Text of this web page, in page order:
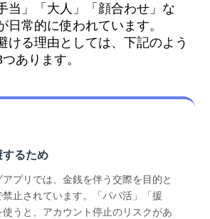
フィールに直接書くのはBAN対
大きな金銭・身体トラブルを招
ぎる相手」には警戒が必要
？
活用語はどこで調べられますか？
当」「大人」「顔合わせ」な
日常的に使われています。
ける理由としては、下記のよう
あります。
るため
プリでは、金銭を伴う交際を目的と
禁止されています。「パパ活」「援
うと、アカウント停止のリスクがあ